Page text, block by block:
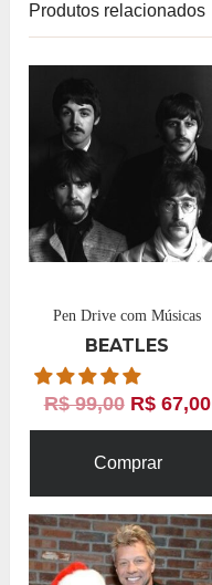
Produtos relacionados
Pen Drive com Músicas
BEATLES
R$99,00 R$67,00
Comprar